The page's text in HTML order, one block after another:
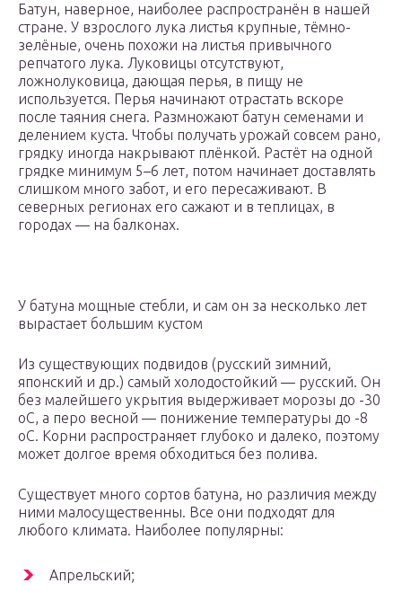
Батун, наверное, наиболее распространён в нашей
стране. У взрослого лука листья крупные, тёмно-
зелёные, очень похожи на листья привычного
репчатого лука. Луковицы отсутствуют,
ложнолуковица, дающая перья, в пищу не
используется. Перья начинают отрастать вскоре
после таяния снега. Размножают батун семенами и
делением куста. Чтобы получать урожай совсем рано,
грядку иногда накрывают плёнкой. Растёт на одной
грядке минимум 5–6 лет, потом начинает доставлять
слишком много забот, и его пересаживают. В
северных регионах его сажают и в теплицах, в
городах — на балконах.
У батуна мощные стебли, и сам он за несколько лет
вырастает большим кустом
Из существующих подвидов (русский зимний,
японский и др.) самый холодостойкий — русский. Он
без малейшего укрытия выдерживает морозы до -30
оС, а перо весной — понижение температуры до -8
оС. Корни распространяет глубоко и далеко, поэтому
может долгое время обходиться без полива.
Существует много сортов батуна, но различия между
ними малосущественны. Все они подходят для
любого климата. Наиболее популярны:
Апрельский;